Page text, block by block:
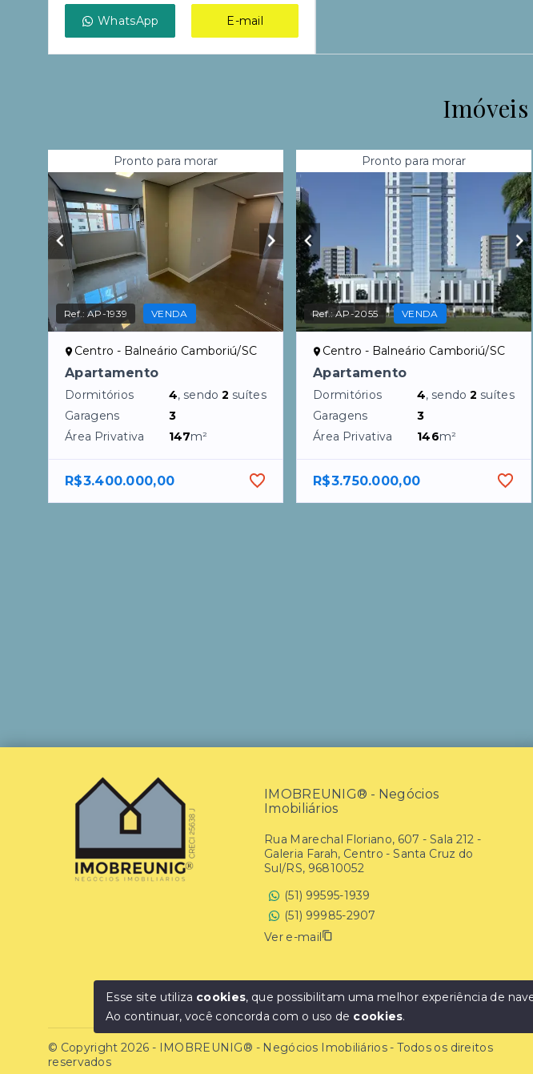
WhatsApp E-mail
Pronto para morar
Ref.:AP-1939 VENDA
Centro - Balneário Camboriú/SC
Apartamento
Dormitórios 4, sendo2 suítes
Garagens
3
Área Privativa
147m²
R$3.400.000,00
Pronto para morar
Ref.:AP-2055 VENDA
Centro - Balneário Camboriú/SC
Apartamento
Dormitórios 4, sendo2 suítes
Garagens
3
Área Privativa
146m²
R$3.750.000,00
IMOBREUNIG® - Negócios
Imobiliários
Rua Marechal Floriano, 607 - Sala 212 -
Galeria Farah, Centro - Santa Cruz do
Sul/RS, 96810052
(51) 99595-1939
(51) 99985-2907
Ver e-mail
© Copyright 2026 - IMOBREUNIG® - Negócios Imobiliários - Todos os direitos
reservados
Esse site utiliza cookies, que possibilitam uma melhor experiência de
Ao continuar, você concorda com o uso de cookies.